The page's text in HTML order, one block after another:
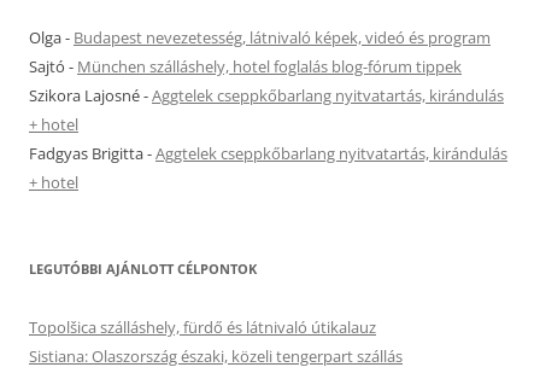
Olga- Budapest nevezetesség, látnivaló képek, videó és program
Sajtó - München szálláshely, hotel foglalás blog-fórum tippek
Szikora Lajosné-Aggtelek cseppkőbarlang nyitvatartás, kirándulás
+ hotel
Fadgyas Brigitta-Aggtelek cseppkőbarlang nyitvatartás, kirándulás
+ hotel
LEGUTÓBBI AJÁNLOTT CÉLPONTOK
Topolšica szálláshely, fürdő és látnivaló útikalauz
Sistiana: Olaszország északi, közeli tengerpart szállás